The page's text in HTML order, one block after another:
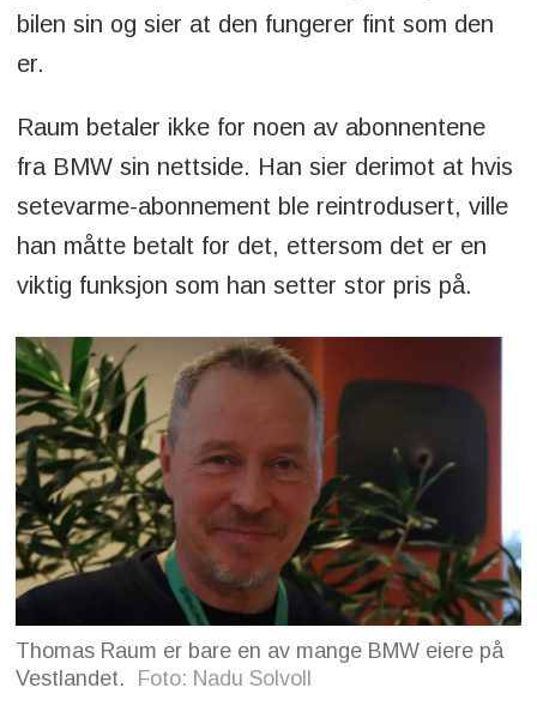
bilen sin og sier at den fungerer fint som den
er.
Raum betaler ikke for noen av abonnentene
fra BMW sin nettside. Han sier derimot at hvis
setevarme-abonnement ble reintrodusert, ville
han måtte betalt for det, ettersom det er en
viktig funksjon som han setter stor pris på.
Thomas Raum er bare en av mange BMW eiere på
Vestlandet.
Foto: Nadu Solvoll